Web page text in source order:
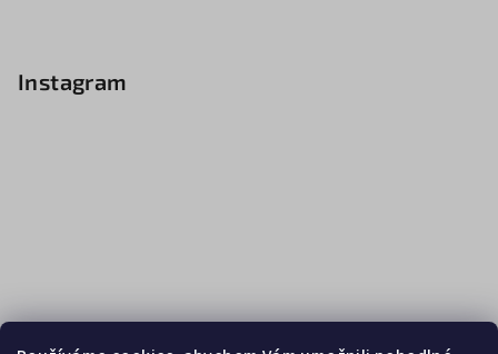
Instagram